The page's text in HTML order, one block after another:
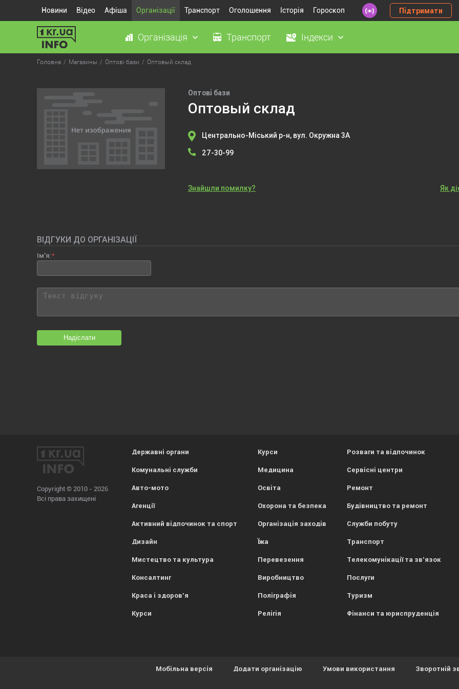
Новини Відео Афіша Організації Транспорт Оголошення Історія Гороскоп Підтримати
Організація Транспорт Індекси
Головна Магазины Оптові бази Оптовый склад
Оптові бази
Оптовый склад
Центрально-Міський р-н, вул. Окружна 3А
27-30-99
Знайшли помилку? Як
ВІДГУКИ ДО ОРГАНІЗАЦІЇ
Ім'я:
Надіслати
Copyright © 2010 - 2026
Всі права захищені
Державні органи
Комунальні служби
Авто-мото
Агенції
Активний відпочинок та спорт
Дизайн
Мистецтво та культура
Консалтинг
Краса і здоров'я
Курси
Курси
Медицина
Освіта
Охорона та безпека
Організація заходів
Їжа
Перевезення
Виробництво
Поліграфія
Релігія
Розваги та відпочинок
Сервісні центри
Ремонт
Будівництво та ремонт
Служби побуту
Транспорт
Телекомунікації та зв'язок
Послуги
Туризм
Фінанси та юриспруденція
Мобільна версія Додати організацію Умови використання Зворотній